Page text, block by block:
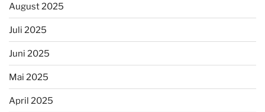
August 2025
Juli 2025
Juni 2025
Mai 2025
April 2025